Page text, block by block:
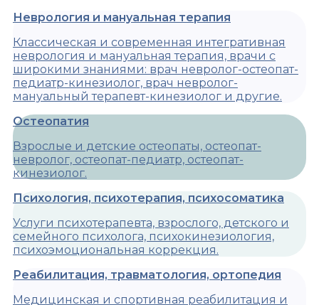
Неврология и мануальная терапия
Классическая и современная интегративная
неврология и мануальная терапия, врачи с
широкими знаниями: врач невролог-остеопат-
педиатр-кинезиолог, врач невролог-
мануальный терапевт-кинезиолог и другие.
Остеопатия
Взрослые и детские остеопаты, остеопат-
невролог, остеопат-педиатр, остеопат-
кинезиолог.
Психология, психотерапия, психосоматика
Услуги психотерапевта, взрослого, детского и
семейного психолога, психокинезиология,
психоэмоциональная коррекция.
Реабилитация, травматология, ортопедия
Медицинская и спортивная реабилитация и